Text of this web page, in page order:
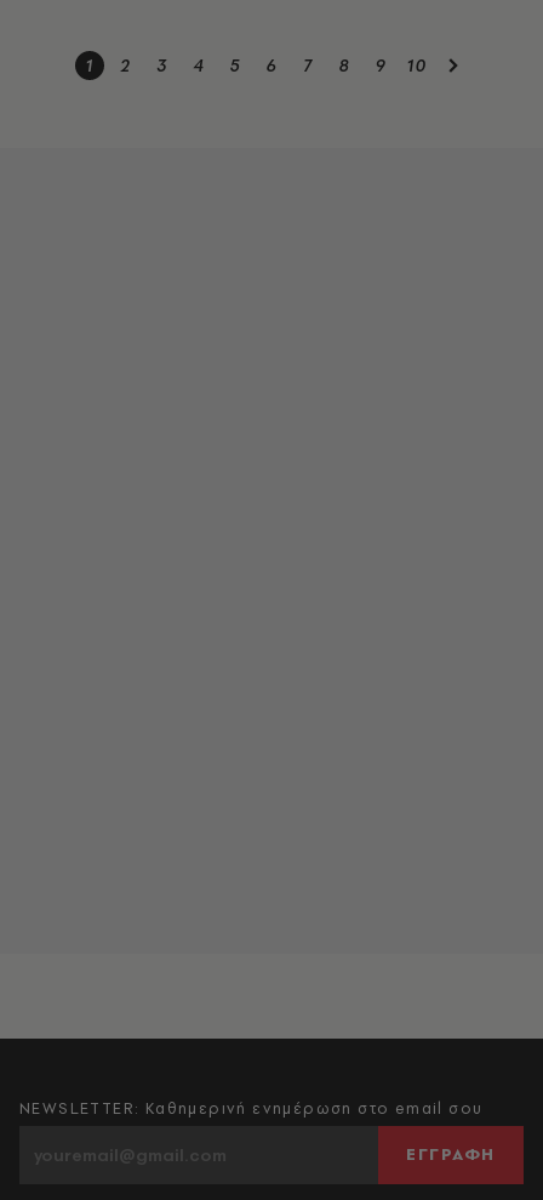
1 2 3 4 5 6 7 8 9 10
NEWSLETTER: Καθημερινή ενημέρωση στο email σου
ΕΓΓΡΑΦΗ